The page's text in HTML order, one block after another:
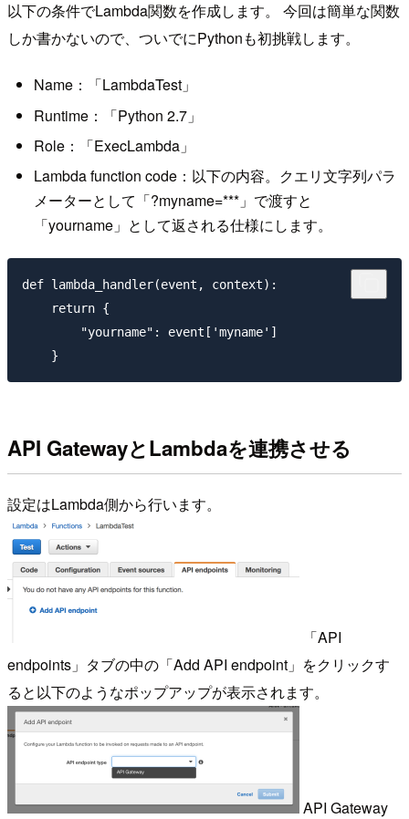
以下の条件でLambda関数を作成します。 今回は簡単な関数
しか書かないので、ついでにPythonも初挑戦します。
Name：「LambdaTest」
Runtime：「Python 2.7」
Role：「ExecLambda」
Lambda function code：以下の内容。クエリ文字列パラ
メーターとして「?myname=***」で渡すと
「yourname」として返される仕様にします。
def lambda_handler(event, context):
    return {
        "yourname": event['myname']
API GatewayとLambdaを連携させる
設定はLambda側から行います。
「API
endpoints」タブの中の「Add API endpoint」をクリックす
ると以下のようなポップアップが表示されます。
API Gateway